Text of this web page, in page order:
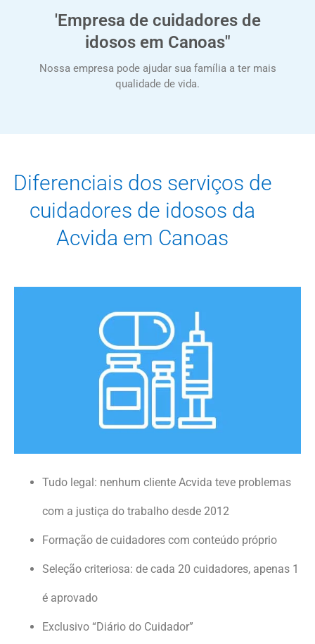
'Empresa de cuidadores de
idosos em Canoas"
Nossa empresa pode ajudar sua família a ter mais
qualidade de vida.
Diferenciais dos serviços de
cuidadores de idosos da
Acvida em Canoas
Tudo legal: nenhum cliente Acvida teve problemas
com a justiça do trabalho desde 2012
Formação de cuidadores com conteúdo próprio
Seleção criteriosa: de cada 20 cuidadores, apenas 1
é aprovado
Exclusivo “Diário do Cuidador”